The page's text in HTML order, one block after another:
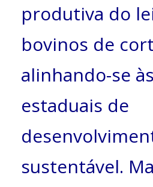
produtiva do
bovinos de
alinhando-se
estaduais de
sustentável.